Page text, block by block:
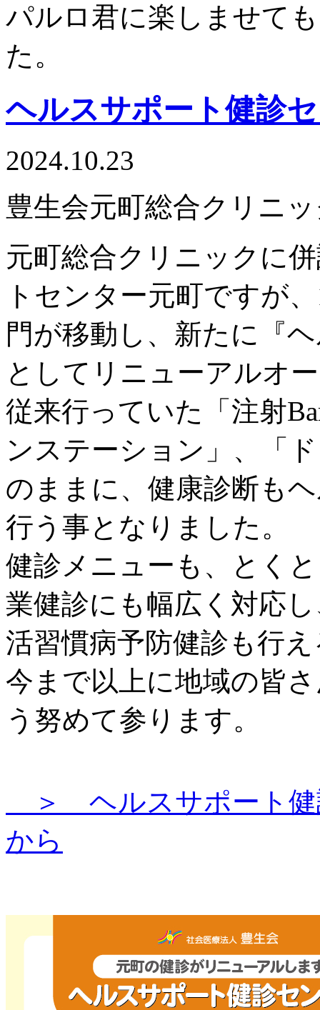
パルロ君に楽しませて
た。
ヘルスサポート健診
2024.10.23
豊生会元町総合クリニ
元町総合クリニックに
トセンター元町ですが
門が移動し、新たに『
としてリニューアルオ
従来行っていた「注射
ンステーション」、「
のままに、健康診断も
行う事となりました。
健診メニューも、とく
業健診にも幅広く対応
活習慣病予防健診も行
今まで以上に地域の皆
う努めて参ります。
＞ ヘルスサポート健
から